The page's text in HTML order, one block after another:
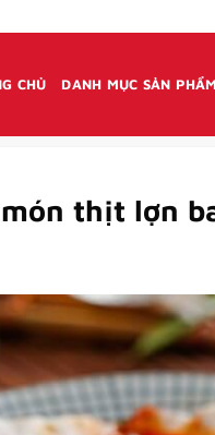
CHỦ DANH MỤC SẢN PHẨM
thịt lợn